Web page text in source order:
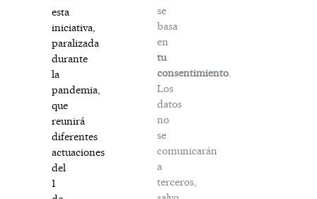
esta
iniciativa,
paralizada
durante
la
pandemia,
que
reunirá
diferentes
actuaciones
del
1
se
basa
en
tu
consentimiento.
Los
datos
no
se
comunicarán
a
terceros,